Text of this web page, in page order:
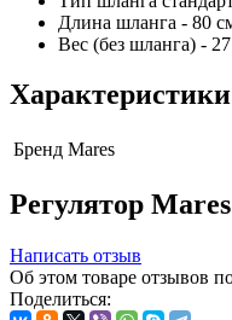
Длина шланга - 80
Вес (без шланга) -
Характеристики
Бренд Mares
Регулятор
Написать отзыв
Об этом товаре отзывов
Поделиться: